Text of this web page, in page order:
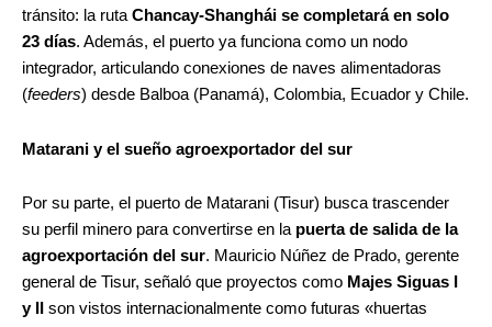
tránsito: la rutaChancay-Shanghái se completará en solo
23 días. Además, el puerto ya funciona como un nodo
integrador, articulando conexiones de naves alimentadoras
(feeders) desde Balboa (Panamá), Colombia, Ecuador y Chile.
Matarani y el sueño agroexportador del sur
Por su parte, el puerto de Matarani (Tisur) busca trascender
su perfil minero para convertirse en la puerta de salida de la
agroexportación del sur. Mauricio Núñez de Prado, gerente
general de Tisur, señaló que proyectos como Majes Siguas I
y II
son vistos internacionalmente como futuras «huertas